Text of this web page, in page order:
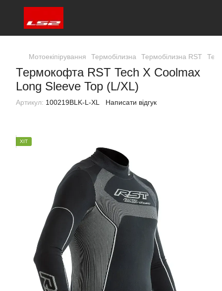
Мотоекіпірування Термобілизна Термобілизна RST
Термокофта RST Tech X Coolmax
Long Sleeve Top (L/XL)
Артикул: 100219BLK-L-XL Написати відгук
ХІТ